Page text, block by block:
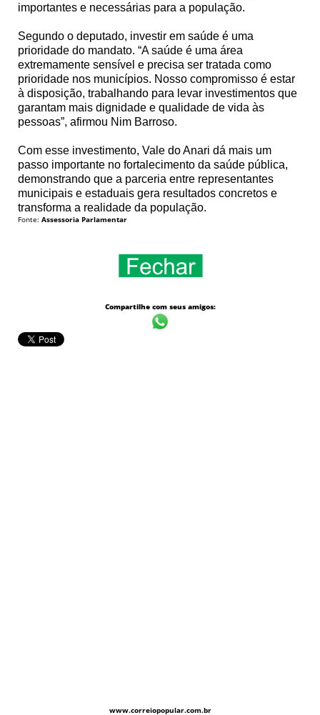
importantes e necessárias para a população.
Segundo o deputado, investir em saúde é uma
prioridade do mandato. “A saúde é uma área
extremamente sensível e precisa ser tratada como
prioridade nos municípios. Nosso compromisso é estar
à disposição, trabalhando para levar investimentos que
garantam mais dignidade e qualidade de vida às
pessoas”, afirmou Nim Barroso.
Com esse investimento, Vale do Anari dá mais um
passo importante no fortalecimento da saúde pública,
demonstrando que a parceria entre representantes
municipais e estaduais gera resultados concretos e
transforma a realidade da população.
Fonte: Assessoria Parlamentar
Compartilhe com seus amigos:
www.correiopopular.com.br